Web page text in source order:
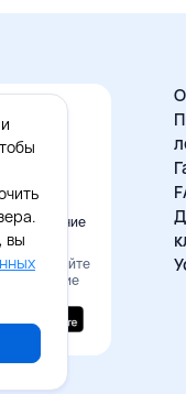
приложение
Запад
и скачайте
приложение
вы